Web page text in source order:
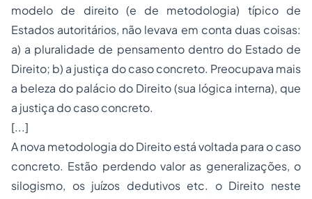
modelo de direito (e de metodologia) típico de
Estados autoritários, não levava em conta duas coisas:
a) a pluralidade de pensamento dentro do Estado de
Direito; b) a justiça do caso concreto. Preocupava mais
a beleza do palácio do Direito (sua lógica interna), que
a justiça do caso concreto.
[...]
A nova metodologia do Direito está voltada para o caso
concreto. Estão perdendo valor as generalizações, o
silogismo, os juízos dedutivos etc. o Direito neste